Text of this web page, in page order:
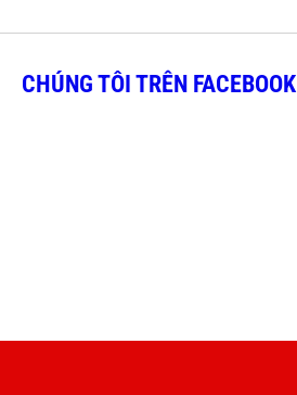
CHÚNG TÔI TRÊN FACEBOOK